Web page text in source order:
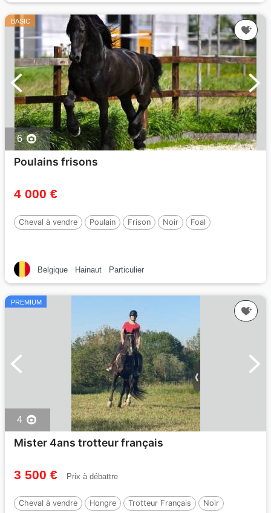
BASIC
6
Poulains frisons
4 000 €
Cheval à vendre Poulain Frison Noir Foal
Belgique Hainaut Particulier
PREMIUM
4
Mister 4ans trotteur français
3 500 € Prix à débattre
Cheval à vendre Hongre Trotteur Français
Noir